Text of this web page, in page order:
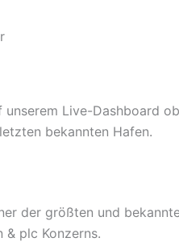
unserem Live-Dashboard
bekannten Hafen.
der größten und
plc Konzerns.